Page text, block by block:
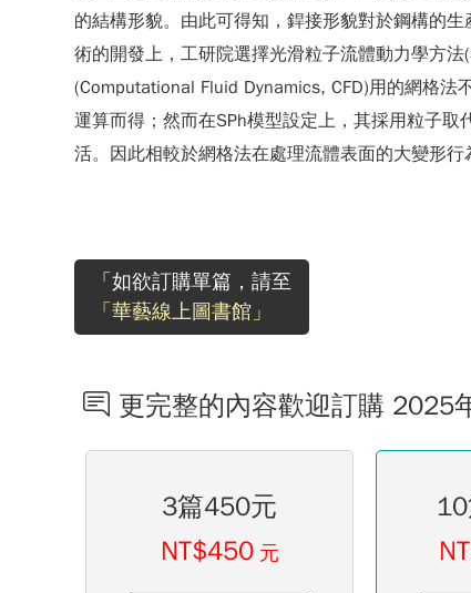
的結構形貌。由此可得知，銲接形貌對於鋼構的
術的開發上，工研院選擇光滑粒子流體動力學方
(Computational Fluid Dynamics, CFD)用的網格
運算而得；然而在SPh模型設定上，其採用粒子
活。因此相較於網格法在處理流體表面的大變形行
「如欲訂購單篇，請至
「華藝線上圖書館」
更完整的內容歡迎訂購 2025
3篇450元
NT$450 元